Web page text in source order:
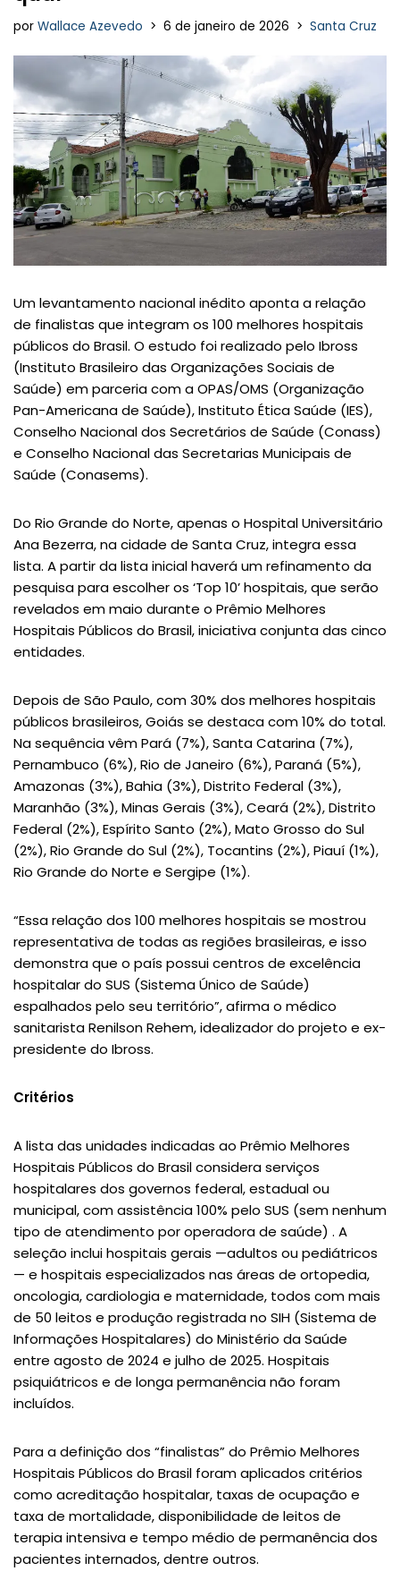
por Wallace Azevedo 6 de janeiro de 2026 Santa Cruz
Um levantamento nacional inédito aponta a relação
de finalistas que integram os 100 melhores hospitais
públicos do Brasil. O estudo foi realizado pelo Ibross
(Instituto Brasileiro das Organizações Sociais de
Saúde) em parceria com a OPAS/OMS (Organização
Pan-Americana de Saúde), Instituto Ética Saúde (IES),
Conselho Nacional dos Secretários de Saúde (Conass)
e Conselho Nacional das Secretarias Municipais de
Saúde (Conasems).
Do Rio Grande do Norte, apenas o Hospital Universitário
Ana Bezerra, na cidade de Santa Cruz, integra essa
lista. A partir da lista inicial haverá um refinamento da
pesquisa para escolher os ‘Top 10’ hospitais, que serão
revelados em maio durante o Prêmio Melhores
Hospitais Públicos do Brasil, iniciativa conjunta das cinco
entidades.
Depois de São Paulo, com 30% dos melhores hospitais
públicos brasileiros, Goiás se destaca com 10% do total.
Na sequência vêm Pará (7%), Santa Catarina (7%),
Pernambuco (6%), Rio de Janeiro (6%), Paraná (5%),
Amazonas (3%), Bahia (3%), Distrito Federal (3%),
Maranhão (3%), Minas Gerais (3%), Ceará (2%), Distrito
Federal (2%), Espírito Santo (2%), Mato Grosso do Sul
(2%), Rio Grande do Sul (2%), Tocantins (2%), Piauí (1%),
Rio Grande do Norte e Sergipe (1%).
“Essa relação dos 100 melhores hospitais se mostrou
representativa de todas as regiões brasileiras, e isso
demonstra que o país possui centros de excelência
hospitalar do SUS (Sistema Único de Saúde)
espalhados pelo seu território”, afirma o médico
sanitarista Renilson Rehem, idealizador do projeto e ex-
presidente do Ibross.
Critérios
A lista das unidades indicadas ao Prêmio Melhores
Hospitais Públicos do Brasil considera serviços
hospitalares dos governos federal, estadual ou
municipal, com assistência 100% pelo SUS (sem nenhum
tipo de atendimento por operadora de saúde) . A
seleção inclui hospitais gerais —adultos ou pediátricos
— e hospitais especializados nas áreas de ortopedia,
oncologia, cardiologia e maternidade, todos com mais
de 50 leitos e produção registrada no SIH (Sistema de
Informações Hospitalares) do Ministério da Saúde
entre agosto de 2024 e julho de 2025. Hospitais
psiquiátricos e de longa permanência não foram
incluídos.
Para a definição dos “finalistas” do Prêmio Melhores
Hospitais Públicos do Brasil foram aplicados critérios
como acreditação hospitalar, taxas de ocupação e
taxa de mortalidade, disponibilidade de leitos de
terapia intensiva e tempo médio de permanência dos
pacientes internados, dentre outros.